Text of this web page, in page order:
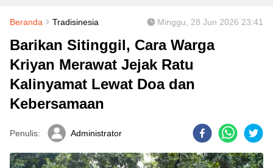
Beranda Tradisinesia Minggu, 28 Jun 2026 23:41
Barikan Sitinggil, Cara Warga
Kriyan Merawat Jejak Ratu
Kalinyamat Lewat Doa dan
Kebersamaan
Penulis: Administrator